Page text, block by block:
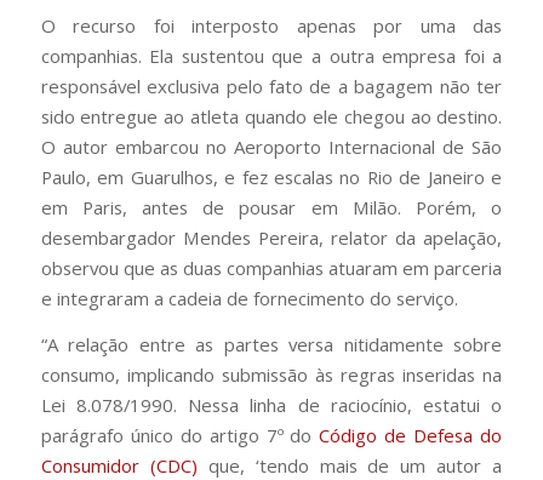
O recurso foi interposto apenas por uma das
companhias. Ela sustentou que a outra empresa foi a
responsável exclusiva pelo fato de a bagagem não ter
sido entregue ao atleta quando ele chegou ao destino.
O autor embarcou no Aeroporto Internacional de São
Paulo, em Guarulhos, e fez escalas no Rio de Janeiro e
em Paris, antes de pousar em Milão. Porém, o
desembargador Mendes Pereira, relator da apelação,
observou que as duas companhias atuaram em parceria
e integraram a cadeia de fornecimento do serviço.
“A relação entre as partes versa nitidamente sobre
consumo, implicando submissão às regras inseridas na
Lei 8.078/1990. Nessa linha de raciocínio, estatui o
parágrafo único do artigo 7º doCódigo de Defesa do
Consumidor (CDC) que, ‘tendo mais de um autor a